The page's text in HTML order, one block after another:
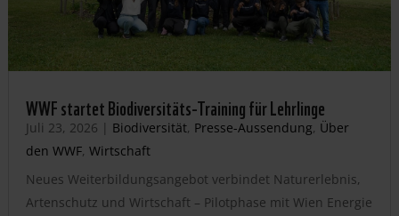
WWF startet Biodiversitäts-Training für Lehrlinge
Juli 23, 2026 | Biodiversität, Presse-Aussendung, Über
den WWF, Wirtschaft
Neues Weiterbildungsangebot verbindet Naturerlebnis,
Artenschutz und Wirtschaft – Pilotphase mit Wien Energie